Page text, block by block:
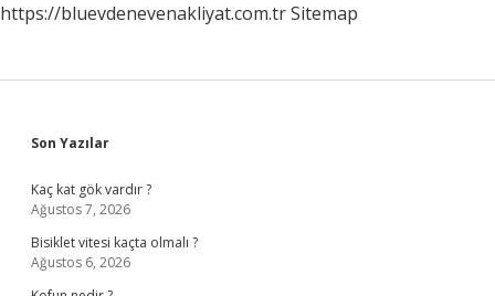
https://bluevdenevenakliyat.com.trSitemap
Sidebar
Son Yazılar
Kaç kat gök vardır ?
Ağustos 7, 2026
Bisiklet vitesi kaçta olmalı ?
Ağustos 6, 2026